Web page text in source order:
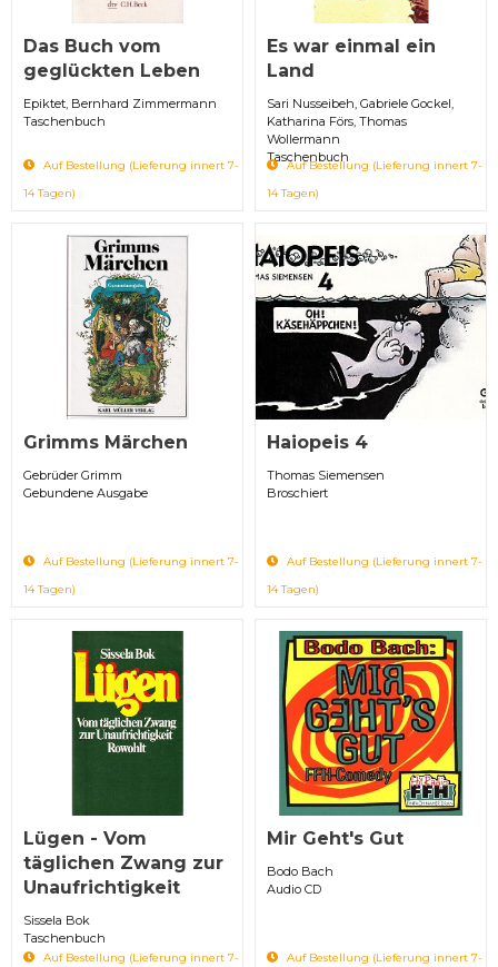
Das Buch vom
geglückten Leben
Epiktet, Bernhard Zimmermann
Taschenbuch
Auf Bestellung (Lieferung innert 7-
14 Tagen)
Es war einmal ein
Land
Sari Nusseibeh, Gabriele Gockel,
Katharina Förs, Thomas
Wollermann
Taschenbuch
Auf Bestellung (Lieferung innert 7-
14 Tagen)
Grimms Märchen
Gebrüder Grimm
Gebundene Ausgabe
Auf Bestellung (Lieferung innert 7-
14 Tagen)
Haiopeis 4
Thomas Siemensen
Broschiert
Auf Bestellung (Lieferung innert 7-
14 Tagen)
Lügen - Vom
täglichen Zwang zur
Unaufrichtigkeit
Sissela Bok
Taschenbuch
Auf Bestellung (Lieferung innert 7-
Mir Geht's Gut
Bodo Bach
Audio CD
Auf Bestellung (Lieferung innert 7-